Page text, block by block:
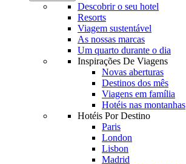
Descobrir o seu hotel
Resorts
Viagem sustentável
As nossas marcas
Um quarto durante o dia
Inspirações De Viagens
Novas aberturas
Destinos dos mês
Viagens em família
Hotéis nas montanhas
Hotéis Por Destino
Paris
London
Lisbon
Madrid